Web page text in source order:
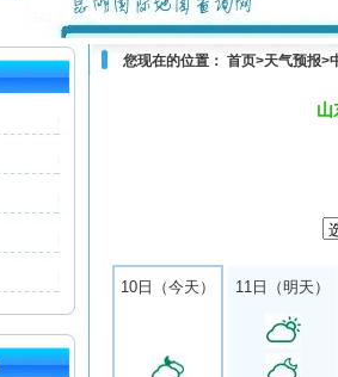
您现在的位置： 首页>天气预报>
山
10日（今天） 11日（明天）